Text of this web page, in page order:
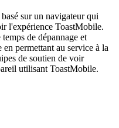
sur un navigateur qui
l'expérience ToastMobile.
de dépannage et
permettant au service à la
de soutien de voir
utilisant ToastMobile.